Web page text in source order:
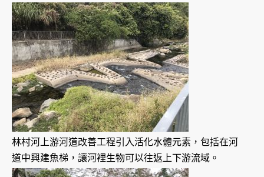
林村河上游河道改善工程引入活化水體元素，包括在河
道中興建魚梯，讓河裡生物可以往返上下游流域。